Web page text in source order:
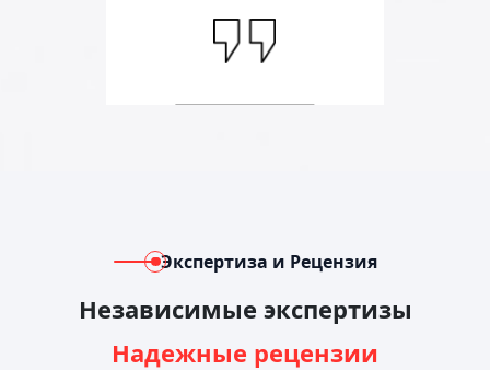
Экспертиза и Рецензия
Независимые экспертизы
Надежные рецензии